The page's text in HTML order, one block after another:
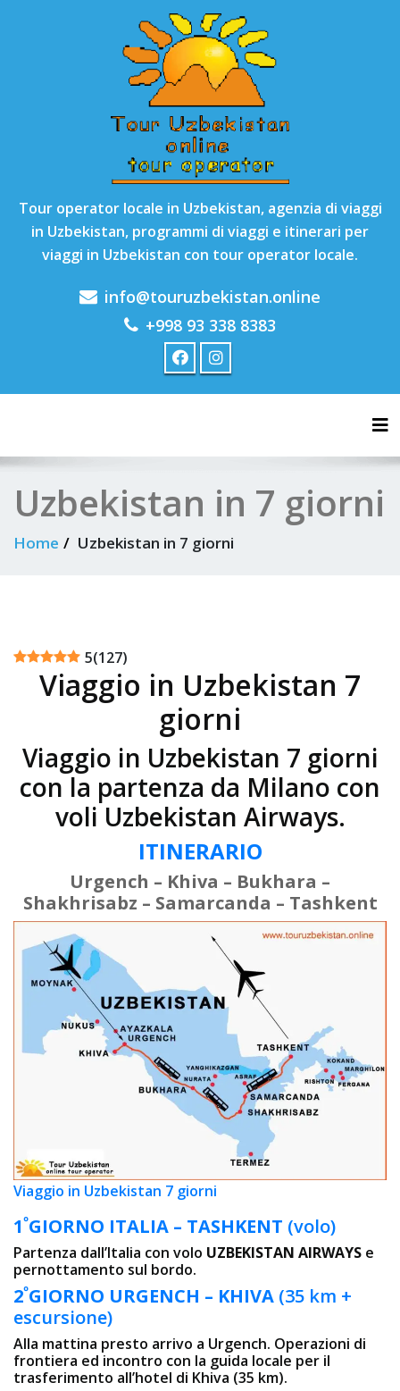
Tour operator locale in Uzbekistan, agenzia di viaggi
in Uzbekistan, programmi di viaggi e itinerari per
viaggi in Uzbekistan con tour operator locale.
info@touruzbekistan.online
+998 93 338 8383
Uzbekistan in 7 giorni
Home Uzbekistan in 7 giorni
5(127)
Viaggio in Uzbekistan 7
giorni
Viaggio in Uzbekistan 7 giorni
con la partenza da Milano con
voli Uzbekistan Airways.
ITINERARIO
Urgench – Khiva – Bukhara –
Shakhrisabz – Samarcanda – Tashkent
Viaggio in Uzbekistan 7 giorni
1ºGIORNO ITALIA – TASHKENT (volo)
Partenza dall’Italia con volo UZBEKISTAN AIRWAYS e
pernottamento sul bordo.
2ºGIORNO URGENCH – KHIVA (35 km +
escursione)
Alla mattina presto arrivo a Urgench. Operazioni di
frontiera ed incontro con la guida locale per il
trasferimento all’hotel di Khiva (35 km).